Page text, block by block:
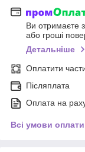
Ви отримаєте
або гроші
Детальніше
Оплатити
Післяплата
Оплата на
Всі умови оплати